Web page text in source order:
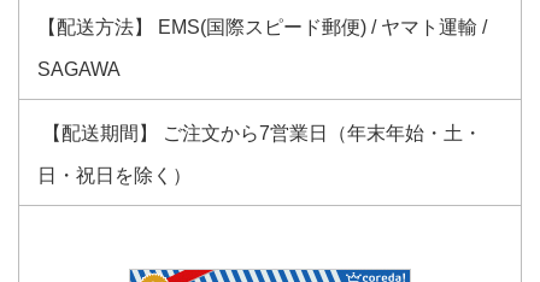
【配送方法】 EMS(国際スピード郵便) / ヤマト運輸 /
SAGAWA
【配送期間】 ご注文から7営業日（年末年始・土・
日・祝日を除く）